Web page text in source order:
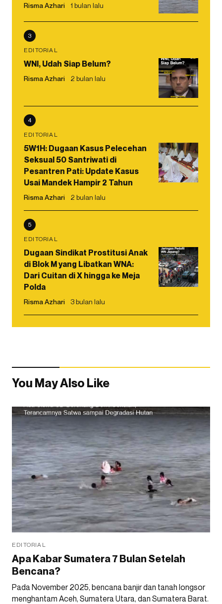
Risma Azhari 1 bulan lalu
3
EDITORIAL
WNI, Udah Siap Belum?
Risma Azhari 2 bulan lalu
4
EDITORIAL
5W1H: Dugaan Kasus Pelecehan
Seksual 50 Santriwati di
Pesantren Pati: Update Kasus
Usai Mandek Hampir 2 Tahun
Risma Azhari 2 bulan lalu
5
EDITORIAL
Dugaan Sindikat Prostitusi Anak
di Blok M yang Libatkan WNA:
Dari Cuitan di X hingga ke Meja
Polda
Risma Azhari 3 bulan lalu
You May Also Like
EDITORIAL
Apa Kabar Sumatera 7 Bulan Setelah
Bencana?
Pada November 2025, bencana banjir dan tanah longsor
menghantam Aceh, Sumatera Utara, dan Sumatera Barat.